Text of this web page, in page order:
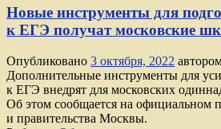
Новые инструменты для
к ЕГЭ получат московские
Опубликовано 3 октября, 2022
Дополнительные инструменты для
к ЕГЭ внедрят для московских
Об этом сообщается на официальном
и правительства Москвы.